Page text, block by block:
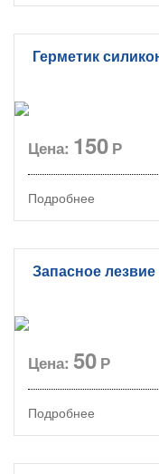
Герметик
Цена: 150 Р
Подробнее
Запасное
Цена: 50 Р
Подробнее